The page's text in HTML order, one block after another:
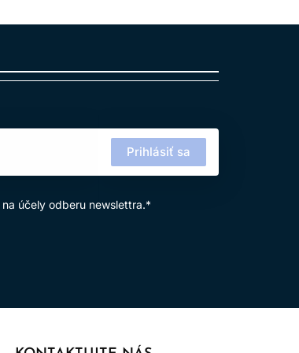
Prihlásiť sa
na účely odberu newslettra.*